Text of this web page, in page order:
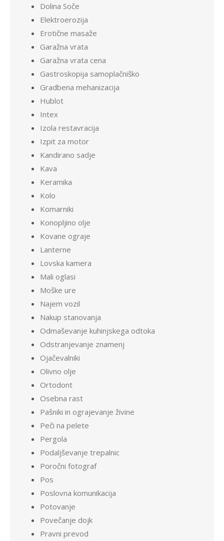
Dolina Soče
Elektroerozija
Erotične masaže
Garažna vrata
Garažna vrata cena
Gastroskopija samoplačniško
Gradbena mehanizacija
Hublot
Intex
Izola restavracija
Izpit za motor
Kandirano sadje
Kava
Keramika
Kolo
Komarniki
Konopljino olje
Kovane ograje
Lanterne
Lovska kamera
Mali oglasi
Moške ure
Najem vozil
Nakup stanovanja
Odmaševanje kuhinjskega odtoka
Odstranjevanje znamenj
Ojačevalniki
Olivno olje
Ortodont
Osebna rast
Pašniki in ograjevanje živine
Peči na pelete
Pergola
Podaljševanje trepalnic
Poročni fotograf
Pos
Poslovna komunikacija
Potovanje
Povečanje dojk
Pravni prevod